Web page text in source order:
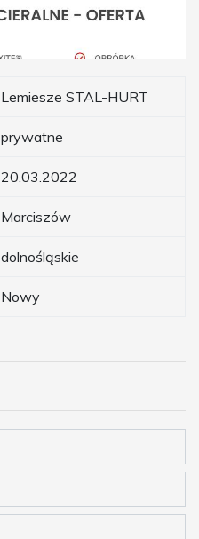
Lemiesze STAL-HURT
prywatne
20.03.2022
Marciszów
dolnośląskie
Nowy